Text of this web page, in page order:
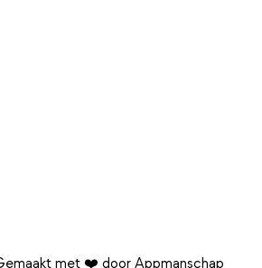
met ❤️ door Appmanschap